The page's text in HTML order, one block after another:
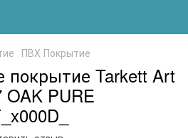
ПВХ Покрытие
покрытие Tarkett Art
OAK PURE